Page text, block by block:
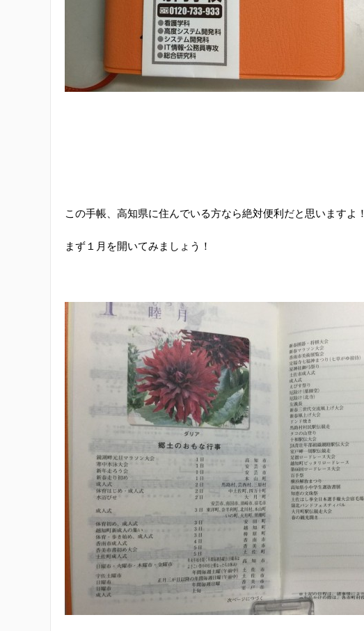
この手帳、高知県に住んでいる方なら絶対便利だと思いますよ！
まず１月を開いてみましょう！